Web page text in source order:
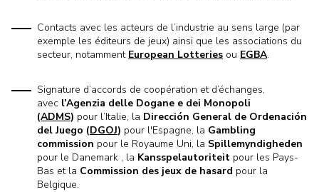
Contacts avec les acteurs de l’industrie au sens large (par
exemple les éditeurs de jeux) ainsi que les associations du
secteur, notamment European Lotteries ou EGBA.
Signature d’accords de coopération et d’échanges,
avec l’Agenzia delle Dogane e dei Monopoli
(ADMS) pour l’Italie, la Dirección General de Ordenación
del Juego (DGOJ) pour l'Espagne, la Gambling
commission pour le Royaume Uni, la Spillemyndigheden
pour le Danemark , la Kansspelautoriteit pour les Pays-
Bas et la Commission des jeux de hasard pour la
Belgique.